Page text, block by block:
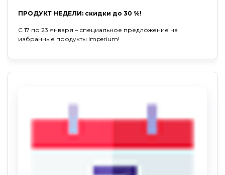
ПРОДУКТ НЕДЕЛИ: скидки до 30 %!
С 17 по 23 января – специальное предложение на
избранные продукты Imperium!